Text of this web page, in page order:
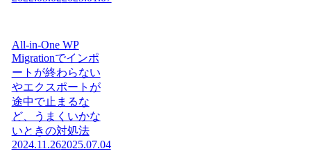
All-in-One WP
Migrationでインポ
ートが終わらない
やエクスポートが
途中で止まるな
ど、うまくいかな
いときの対処法
2024.11.262025.07.04